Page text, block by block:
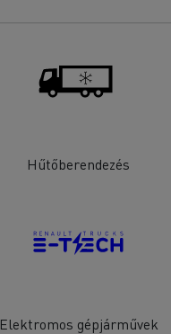
Hűtőberendezés
Elektromos gépjárművek